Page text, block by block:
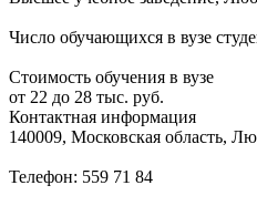
Число обучающихся в вузе
Стоимость обучения в вузе
от 22 до 28 тыс. руб.
Контактная информация
140009, Московская область,
Телефон: 559 71 84